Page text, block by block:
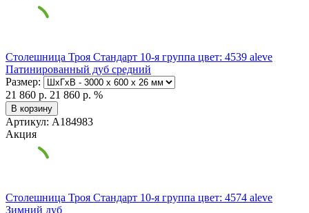
Столешница Троя Стандарт 10-я группа цвет: 4539 aleve
Патинированный дуб средний
Размер:
21 860 р. 21 860 р. %
В корзину
Артикул: А184983
Акция
Столешница Троя Стандарт 10-я группа цвет: 4574 aleve
Зимний дуб